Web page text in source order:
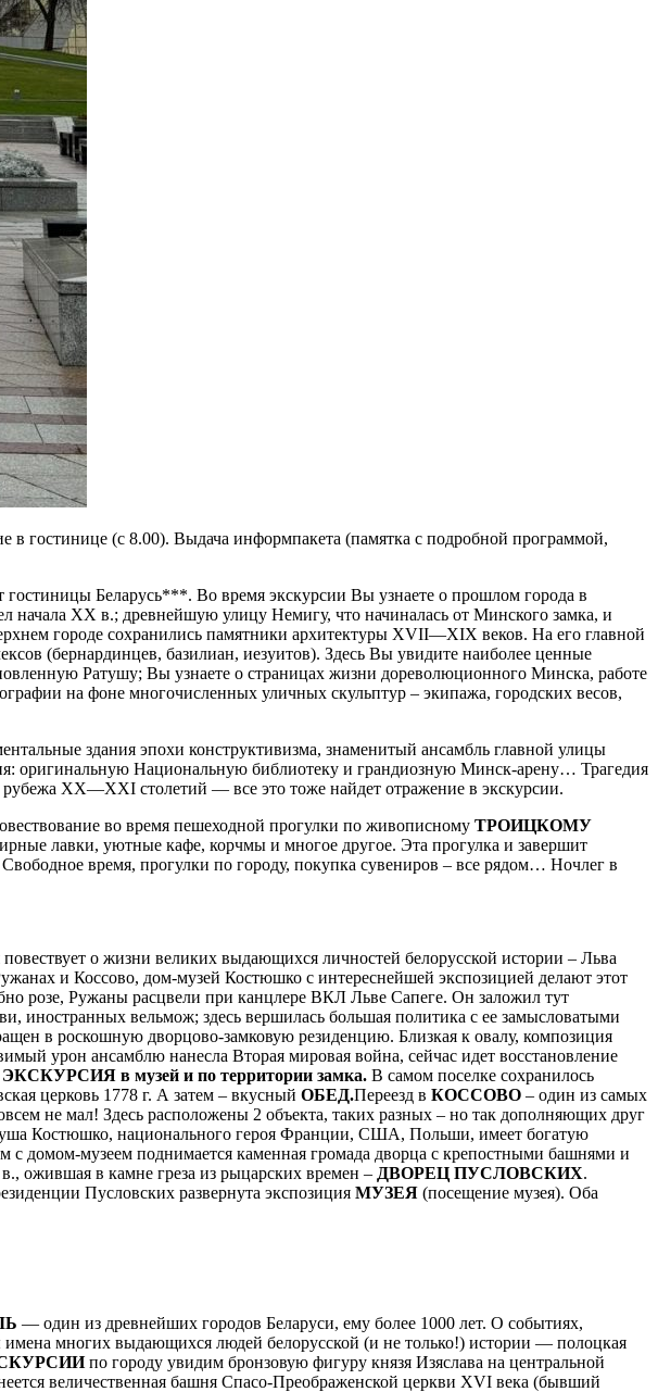
в гостинице (с 8.00). Выдача информпакета (памятка с подробной программой,
Беларусь***. Во время экскурсии Вы узнаете о прошлом города в
ХХ в.; древнейшую улицу Немигу, что начиналась от Минского замка, и
городе сохранились памятники архитектуры XVII—XIX веков. На его главной
(бернардинцев, базилиан, иезуитов). Здесь Вы увидите наиболее ценные
Ратушу; Вы узнаете о страницах жизни дореволюционного Минска, работе
на фоне многочисленных уличных скульптур – экипажа, городских весов,
здания эпохи конструктивизма, знаменитый ансамбль главной улицы
оригинальную Национальную библиотеку и грандиозную Минск-арену… Трагедия
ХХ—ХХI столетий — все это тоже найдет отражение в экскурсии.
во время пешеходной прогулки по живописному ТРОИЦКОМУ
лавки, уютные кафе, корчмы и многое другое. Эта прогулка и завершит
Свободное время, прогулки по городу, покупка сувениров – все рядом… Ночлег в
о жизни великих выдающихся личностей белорусской истории – Льва
и Коссово, дом-музей Костюшко с интереснейшей экспозицией делают этот
розе, Ружаны расцвели при канцлере ВКЛ Льве Сапеге. Он заложил тут
иностранных вельмож; здесь вершилась большая политика с ее замысловатыми
в роскошную дворцово-замковую резиденцию. Близкая к овалу, композиция
урон ансамблю нанесла Вторая мировая война, сейчас идет восстановление
ЭКСКУРСИЯ в музей и по территории замка. В самом поселке сохранилось
церковь 1778 г. А затем – вкусный ОБЕД.Переезд в КОССОВО – один из самых
не мал! Здесь расположены 2 объекта, таких разных – но так дополняющих друг
Костюшко, национального героя Франции, США, Польши, имеет богатую
с домом-музеем поднимается каменная громада дворца с крепостными башнями и
ожившая в камне греза из рыцарских времен – ДВОРЕЦ ПУСЛОВСКИХ.
Пусловских развернута экспозиция МУЗЕЯ (посещение музея). Оба
— один из древнейших городов Беларуси, ему более 1000 лет. О событиях,
многих выдающихся людей белорусской (и не только!) истории — полоцкая
по городу увидим бронзовую фигуру князя Изяслава на центральной
величественная башня Спасо-Преображенской церкви XVI века (бывший